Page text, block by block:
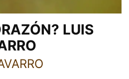
LUIS